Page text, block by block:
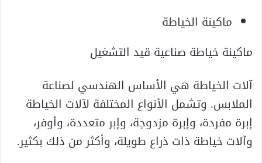
ماكينة الخياطة
ماكينة خياطة صناعية قيد التشغيل
آلات الخياطة هي الأساس الهندسي لصناعة
الملابس. وتشمل الأنواع المختلفة لآلات الخياطة
إبرة مفردة، وإبرة مزدوجة، وإبر متعددة، وأوفر،
وآلات خياطة ذات ذراع طويلة، وأكثر من ذلك بكثير.